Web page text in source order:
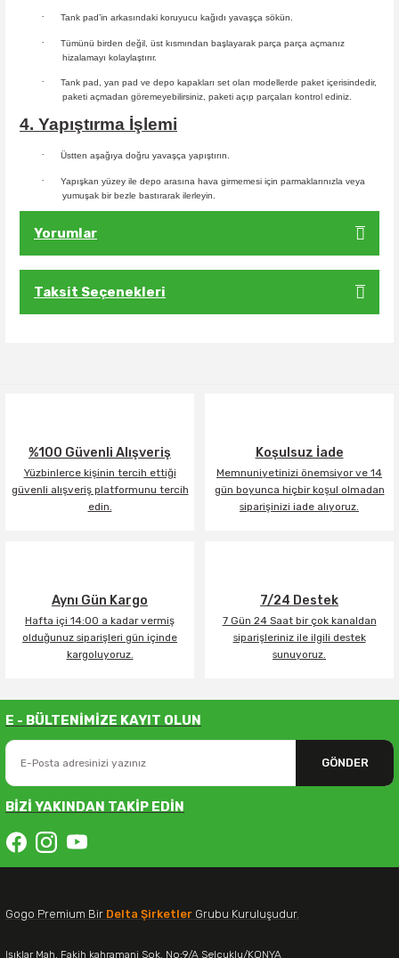
· Tank pad’in arkasındaki koruyucu kağıdı yavaşça sökün.
·
Tümünü birden değil, üst kısmından başlayarak parça parça açmanız
hizalamayı kolaylaştırır.
·
Tank pad, yan pad ve depo kapakları set olan modellerde paket içerisindedir,
paketi açmadan göremeyebilirsiniz, paketi açıp parçaları kontrol ediniz.
4. Yapıştırma İşlemi
· Üstten aşağıya doğru yavaşça yapıştırın.
·
Yapışkan yüzey ile depo arasına hava girmemesi için parmaklarınızla veya
yumuşak bir bezle bastırarak ilerleyin.
Yorumlar
Taksit Seçenekleri
%100 Güvenli Alışveriş
Yüzbinlerce kişinin tercih ettiği
güvenli alışveriş platformunu tercih
edin.
Koşulsuz İade
Memnuniyetinizi önemsiyor ve 14
gün boyunca hiçbir koşul olmadan
siparişinizi iade alıyoruz.
Aynı Gün Kargo
Hafta içi 14:00 a kadar vermiş
olduğunuz siparişleri gün içinde
kargoluyoruz.
7/24 Destek
7 Gün 24 Saat bir çok kanaldan
siparişleriniz ile ilgili destek
sunuyoruz.
E - BÜLTENİMİZE KAYIT OLUN
GÖNDER
BİZİ YAKINDAN TAKİP EDİN
Gogo Premium Bir Delta Şirketler Grubu Kuruluşudur.
Işıklar Mah. Fakih kahramani Sok. No:9/A Selçuklu/KONYA